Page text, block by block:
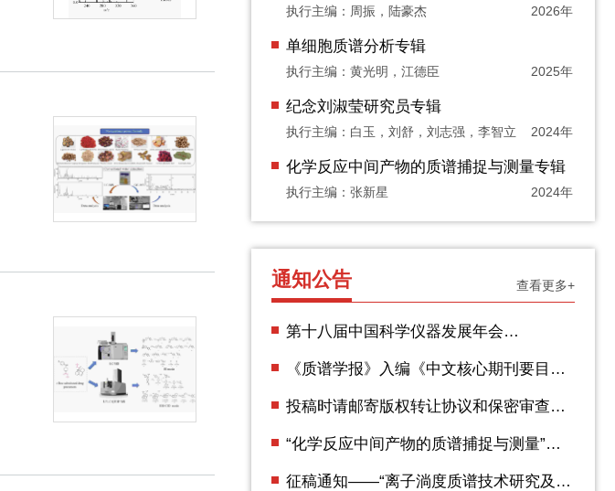
执行主编：周振，陆豪杰 2026年
单细胞质谱分析专辑
执行主编：黄光明，江德臣 2025年
纪念刘淑莹研究员专辑
执行主编：白玉，刘舒，刘志强，李智立 2024年
化学反应中间产物的质谱捕捉与测量专辑
执行主编：张新星 2024年
通知公告 查看更多+
第十八届中国科学仪器发展年会
《质谱学报》入编《中文核心期刊要目总
投稿时请邮寄版权转让协议和保密审查证
“化学反应中间产物的质谱捕捉与测量”专
征稿通知——“离子淌度质谱技术研究及应